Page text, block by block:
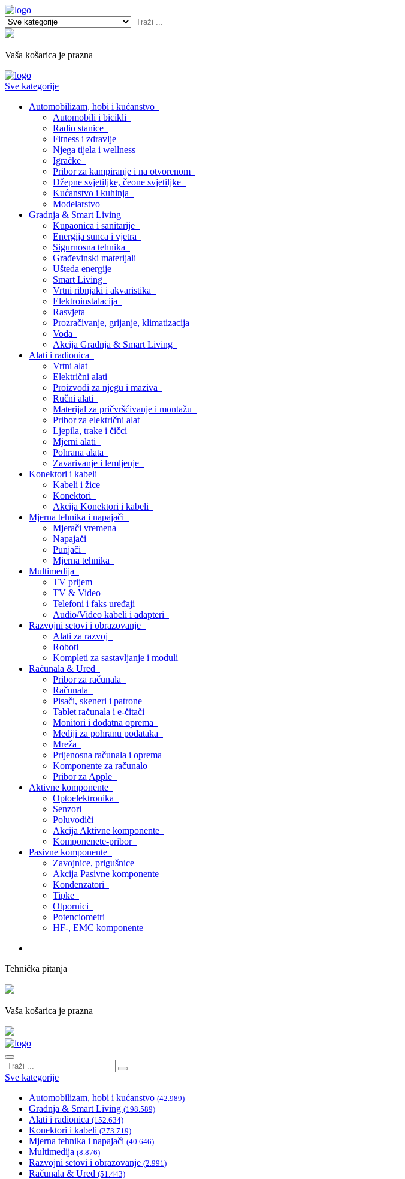
Vaša košarica je prazna
Sve kategorije
Automobilizam, hobi i kućanstvo
Automobili i bicikli
Radio stanice
Fitness i zdravlje
Njega tijela i wellness
Igračke
Pribor za kampiranje i na otvorenom
Džepne svjetiljke, čeone svjetiljke
Kućanstvo i kuhinja
Modelarstvo
Gradnja & Smart Living
Kupaonica i sanitarije
Energija sunca i vjetra
Sigurnosna tehnika
Građevinski materijali
Ušteda energije
Smart Living
Vrtni ribnjaki i akvaristika
Elektroinstalacija
Rasvjeta
Prozračivanje, grijanje, klimatizacija
Voda
Akcija Gradnja & Smart Living
Alati i radionica
Vrtni alat
Električni alati
Proizvodi za njegu i maziva
Ručni alati
Materijal za pričvršćivanje i montažu
Pribor za električni alat
Ljepila, trake i čičci
Mjerni alati
Pohrana alata
Zavarivanje i lemljenje
Konektori i kabeli
Kabeli i žice
Konektori
Akcija Konektori i kabeli
Mjerna tehnika i napajači
Mjerači vremena
Napajači
Punjači
Mjerna tehnika
Multimedija
TV prijem
TV & Video
Telefoni i faks uređaji
Audio/Video kabeli i adapteri
Razvojni setovi i obrazovanje
Alati za razvoj
Roboti
Kompleti za sastavljanje i moduli
Računala & Ured
Pribor za računala
Računala
Pisači, skeneri i patrone
Tablet računala i e-čitači
Monitori i dodatna oprema
Mediji za pohranu podataka
Mreža
Prijenosna računala i oprema
Komponente za računalo
Pribor za Apple
Aktivne komponente
Optoelektronika
Senzori
Poluvodiči
Akcija Aktivne komponente
Komponenete-pribor
Pasivne komponente
Zavojnice, prigušnice
Akcija Pasivne komponente
Kondenzatori
Tipke
Otpornici
Potenciometri
HF-, EMC komponente
Tehnička pitanja
Vaša košarica je prazna
Sve kategorije
Automobilizam, hobi i kućanstvo (42.989)
Gradnja & Smart Living (198.589)
Alati i radionica (152.634)
Konektori i kabeli (273.719)
Mjerna tehnika i napajači (40.646)
Multimedija (8.876)
Razvojni setovi i obrazovanje (2.991)
Računala & Ured (51.443)